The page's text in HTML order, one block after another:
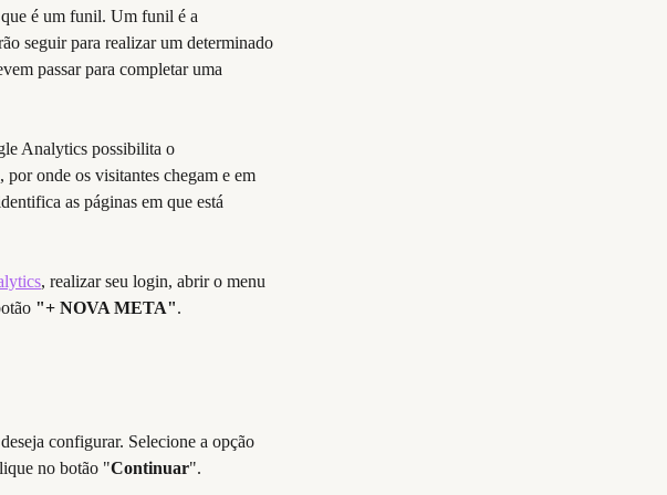
é um funil. Um funil é a
seguir para realizar um determinado
passar para completar uma
Analytics possibilita o
por onde os visitantes chegam e em
as páginas em que está
, realizar seu login, abrir o menu
"+ NOVA META".
configurar. Selecione a opção
no botão "Continuar".